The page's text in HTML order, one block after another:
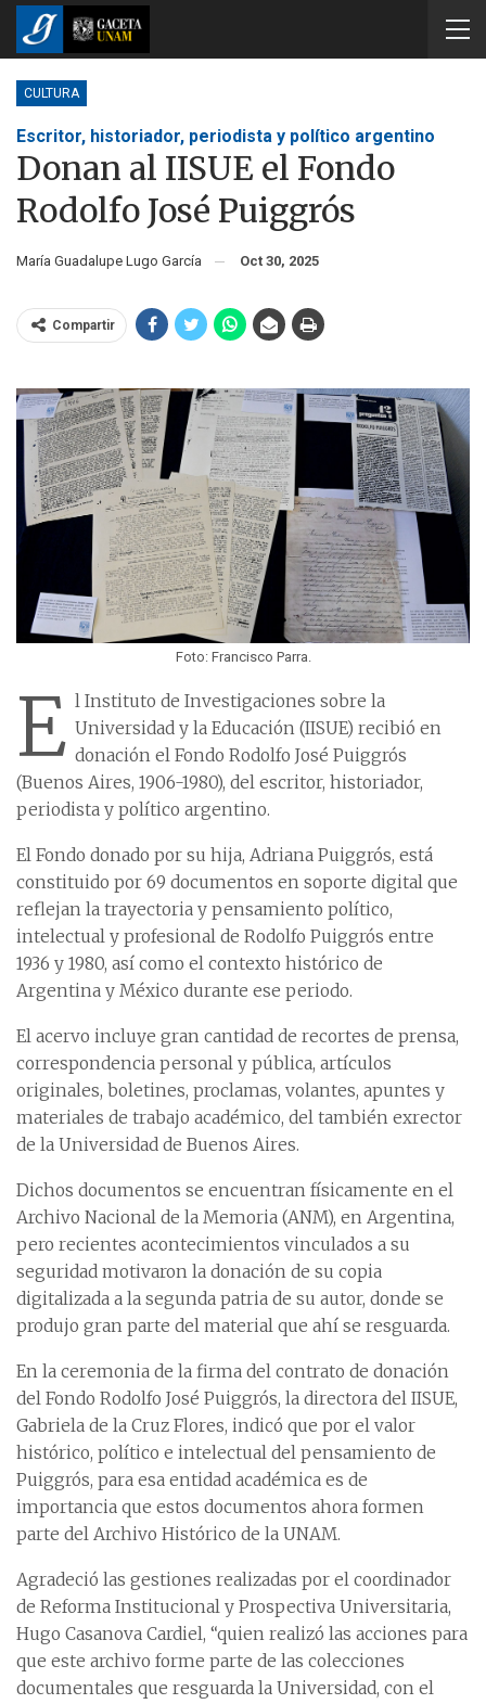
CULTURA
Escritor, historiador, periodista y político argentino
Donan al IISUE el Fondo
Rodolfo José Puiggrós
María Guadalupe Lugo García Oct 30, 2025
Compartir
Foto: Francisco Parra.
E l Instituto de Investigaciones sobre la
Universidad y la Educación (IISUE) recibió en
donación el Fondo Rodolfo José Puiggrós
(Buenos Aires, 1906-1980), del escritor, historiador,
periodista y político argentino.
El Fondo donado por su hija, Adriana Puiggrós, está
constituido por 69 documentos en soporte digital que
reflejan la trayectoria y pensamiento político,
intelectual y profesional de Rodolfo Puiggrós entre
1936 y 1980, así como el contexto histórico de
Argentina y México durante ese periodo.
El acervo incluye gran cantidad de recortes de prensa,
correspondencia personal y pública, artículos
originales, boletines, proclamas, volantes, apuntes y
materiales de trabajo académico, del también exrector
de la Universidad de Buenos Aires.
Dichos documentos se encuentran físicamente en el
Archivo Nacional de la Memoria (ANM), en Argentina,
pero recientes acontecimientos vinculados a su
seguridad motivaron la donación de su copia
digitalizada a la segunda patria de su autor, donde se
produjo gran parte del material que ahí se resguarda.
En la ceremonia de la firma del contrato de donación
del Fondo Rodolfo José Puiggrós, la directora del IISUE,
Gabriela de la Cruz Flores, indicó que por el valor
histórico, político e intelectual del pensamiento de
Puiggrós, para esa entidad académica es de
importancia que estos documentos ahora formen
parte del Archivo Histórico de la UNAM.
Agradeció las gestiones realizadas por el coordinador
de Reforma Institucional y Prospectiva Universitaria,
Hugo Casanova Cardiel, “quien realizó las acciones para
que este archivo forme parte de las colecciones
documentales que resguarda la Universidad, con el